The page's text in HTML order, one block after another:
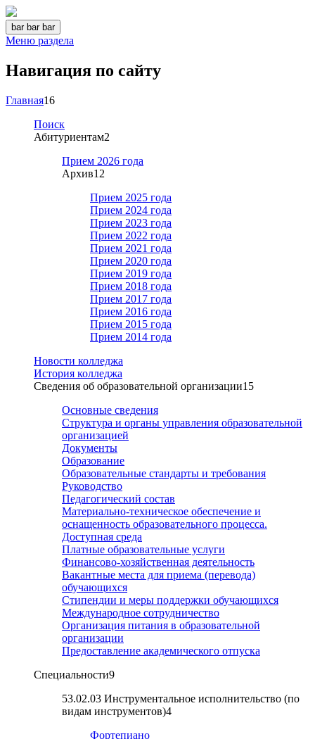
bar bar bar
Меню раздела
Навигация по сайту
Главная16
Поиск
Абитуриентам2
Прием 2026 года
Архив12
Прием 2025 года
Прием 2024 года
Прием 2023 года
Прием 2022 года
Прием 2021 года
Прием 2020 года
Прием 2019 года
Прием 2018 года
Прием 2017 года
Прием 2016 года
Прием 2015 года
Прием 2014 года
Новости колледжа
История колледжа
Сведения об образовательной организации15
Основные сведения
Структура и органы управления образовательной
организацией
Документы
Образование
Образовательные стандарты и требования
Руководство
Педагогический состав
Материально-техническое обеспечение и
оснащенность образовательного процесса.
Доступная среда
Платные образовательные услуги
Финансово-хозяйственная деятельность
Вакантные места для приема (перевода)
обучающихся
Стипендии и меры поддержки обучающихся
Международное сотрудничество
Организация питания в образовательной
организации
Предоставление академического отпуска
Специальности9
53.02.03 Инструментальное исполнительство (по
видам инструментов)4
Фортепиано